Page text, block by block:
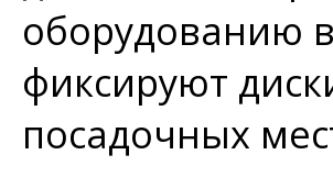
оборудованию
фиксируют
посадочных